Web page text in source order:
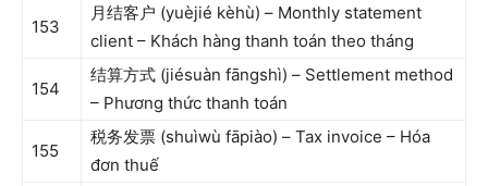
153
月结客户 (yuèjié kèhù) – Monthly statement
client – Khách hàng thanh toán theo tháng
154
结算方式 (jiésuàn fāngshì) – Settlement method
– Phương thức thanh toán
155
税务发票 (shuìwù fāpiào) – Tax invoice – Hóa
đơn thuế